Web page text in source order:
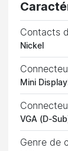
Contacts
Nickel
Mini
VGA (D-
Genre de